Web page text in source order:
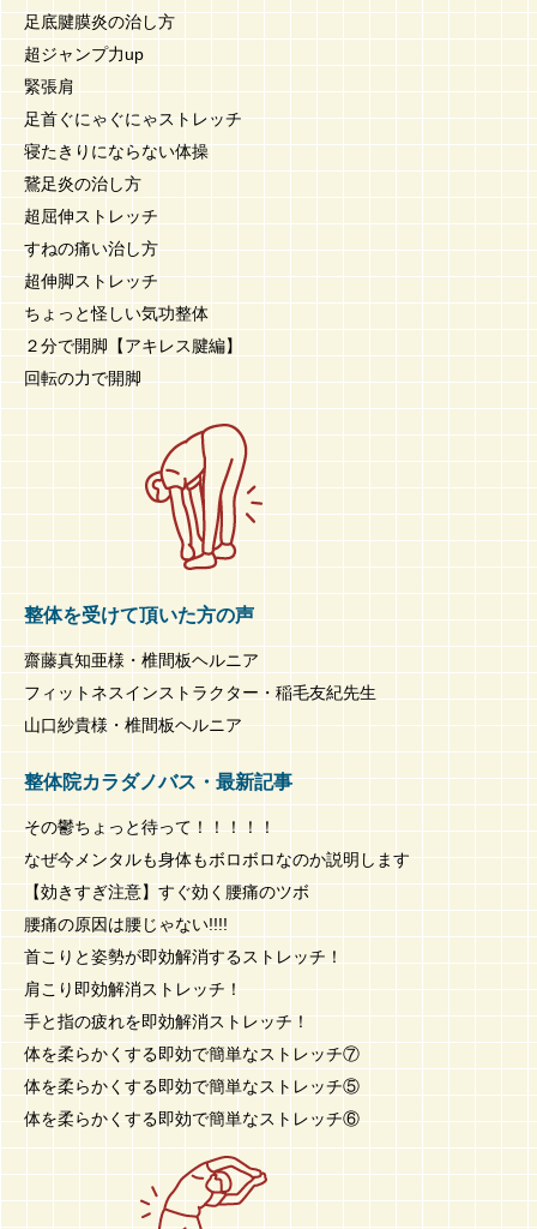
足底腱膜炎の治し方
超ジャンプ力up
緊張肩
足首ぐにゃぐにゃストレッチ
寝たきりにならない体操
鵞足炎の治し方
超屈伸ストレッチ
すねの痛い治し方
超伸脚ストレッチ
ちょっと怪しい気功整体
２分で開脚【アキレス腱編】
回転の力で開脚
整体を受けて頂いた方の声
齋藤真知亜様・椎間板ヘルニア
フィットネスインストラクター・稲毛友紀先生
山口紗貴様・椎間板ヘルニア
整体院カラダノバス・最新記事
その鬱ちょっと待って！！！！！
なぜ今メンタルも身体もボロボロなのか説明します
【効きすぎ注意】すぐ効く腰痛のツボ
腰痛の原因は腰じゃない!!!!
首こりと姿勢が即効解消するストレッチ！
肩こり即効解消ストレッチ！
手と指の疲れを即効解消ストレッチ！
体を柔らかくする即効で簡単なストレッチ⑦
体を柔らかくする即効で簡単なストレッチ⑤
体を柔らかくする即効で簡単なストレッチ⑥